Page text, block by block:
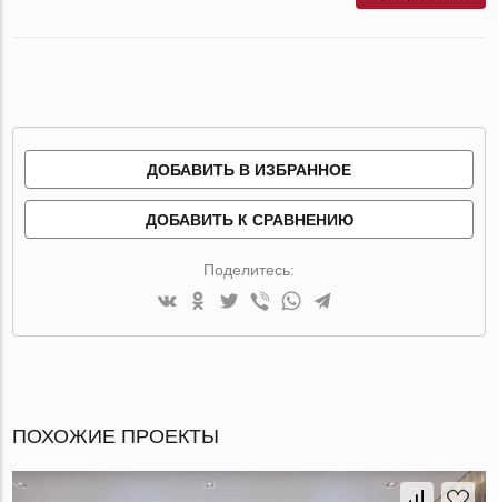
ДОБАВИТЬ В ИЗБРАННОЕ
ДОБАВИТЬ К СРАВНЕНИЮ
Поделитесь:
ПОХОЖИЕ ПРОЕКТЫ